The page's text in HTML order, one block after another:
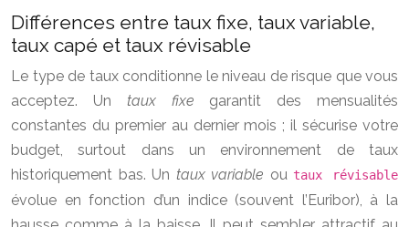
Différences entre taux fixe, taux variable,
taux capé et taux révisable
Le type de taux conditionne le niveau de risque que vous
acceptez. Un taux fixe garantit des mensualités
constantes du premier au dernier mois ; il sécurise votre
budget, surtout dans un environnement de taux
historiquement bas. Un taux variable ou taux révisable
évolue en fonction d’un indice (souvent l’Euribor), à la